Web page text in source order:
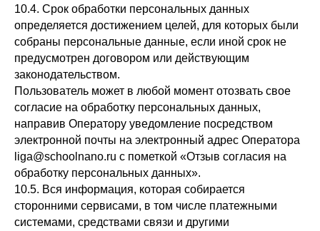
10.4. Срок обработки персональных данных
определяется достижением целей, для которых были
собраны персональные данные, если иной срок не
предусмотрен договором или действующим
законодательством.
Пользователь может в любой момент отозвать свое
согласие на обработку персональных данных,
направив Оператору уведомление посредством
электронной почты на электронный адрес Оператора
liga@schoolnano.ru с пометкой «Отзыв согласия на
обработку персональных данных».
10.5. Вся информация, которая собирается
сторонними сервисами, в том числе платежными
системами, средствами связи и другими